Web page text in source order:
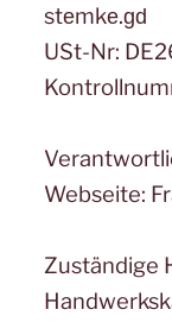
stеmkе.ɡԁ
USt-Nr:
Webseite:
Zuständige